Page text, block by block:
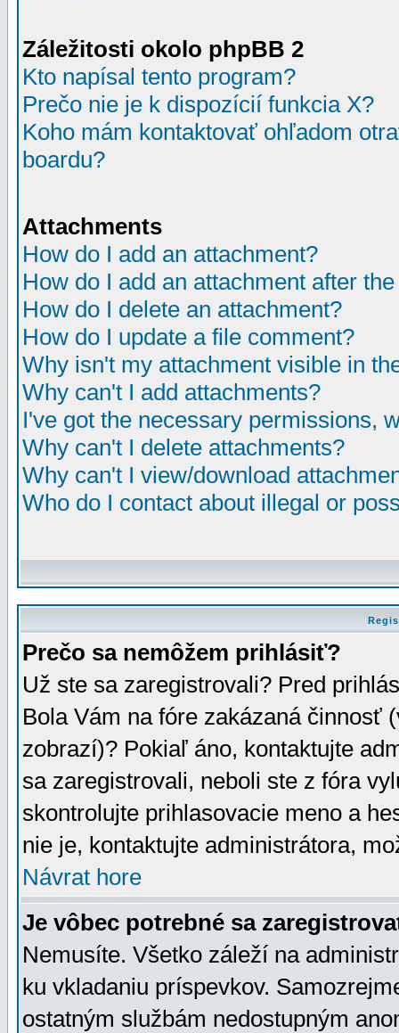
Záležitosti okolo phpBB 2
Kto napísal tento program?
Prečo nie je k dispozícií funkcia X?
Koho mám kontaktovať ohľadom
boardu?
Attachments
How do I add an attachment?
How do I add an attachment after
How do I delete an attachment?
How do I update a file comment?
Why isn't my attachment visible in
Why can't I add attachments?
I've got the necessary permissions,
Why can't I delete attachments?
Why can't I view/download
Who do I contact about illegal or
Prečo sa nemôžem prihlásiť?
Už ste sa zaregistrovali? Pred
Bola Vám na fóre zakázaná činnosť
zobrazí)? Pokiaľ áno, kontaktujte
sa zaregistrovali, neboli ste z fóra
skontrolujte prihlasovacie meno a
nie je, kontaktujte administrátora,
Návrat hore
Je vôbec potrebné sa
Nemusíte. Všetko záleží na
ku vkladaniu príspevkov.
ostatným službám nedostupným